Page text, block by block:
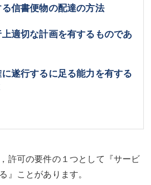
信書便物の配達の方法
適切な計画を有するものであ
遂行するに足る能力を有する
許可の要件の１つとして『サービ
』ことがあります。